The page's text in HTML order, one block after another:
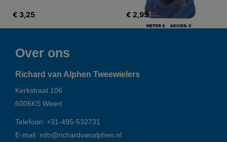
€ 3,25 € 2,95
Over ons
Richard van Alphen Tweewielers
Kerkstraat 106
6006KS Weert
Telefoon: +31-495-532731
E-mail: info@richardvanalphen.nl